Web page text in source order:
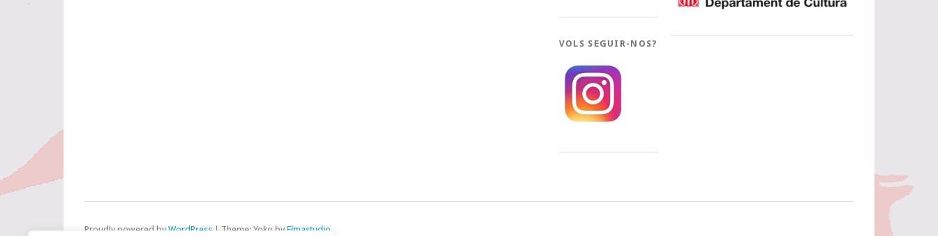
VOLS SEGUIR-NOS?
Proudly powered by WordPress | Theme: Yoko by Elmastudio